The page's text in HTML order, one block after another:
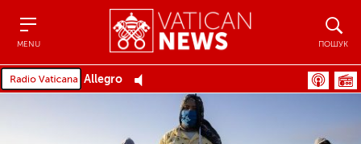
MENU ПОШУК
Allegro